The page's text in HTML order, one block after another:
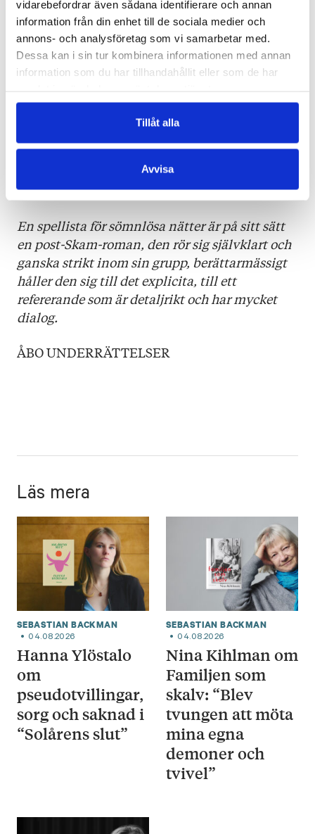
vidarebefordrar även sådana identifierare och annan
information från din enhet till de sociala medier och
annons- och analysföretag som vi samarbetar med.
Dessa kan i sin tur kombinera informationen med annan
information som du har tillhandahållit eller som de har
Tillåt alla
Avvisa
Svenskfinland. Déa Solins debut är slipad,
lyhörd för genren, rapp i replikerna och
berättad med attityd. Vad mer kan en begära?
Déa Solin skapar ett litterärt universum som
förkroppsligar en tid av ungdom, begär,
rastlöshet och förvirring.
SVENSKA YLE
En spellista för sömnlösa nätter är på sitt sätt
en post-Skam-roman, den rör sig självklart och
ganska strikt inom sin grupp, berättarmässigt
håller den sig till det explicita, till ett
refererande som är detaljrikt och har mycket
dialog.
ÅBO UNDERRÄTTELSER
Läs mera
SEBASTIAN BACKMAN
04.08.2026
Hanna Ylöstalo
om
pseudotvillingar,
sorg och saknad i
“Solårens slut”
SEBASTIAN BACKMAN
04.08.2026
Nina Kihlman om
Familjen som
skalv: “Blev
tvungen att möta
mina egna
demoner och
tvivel”